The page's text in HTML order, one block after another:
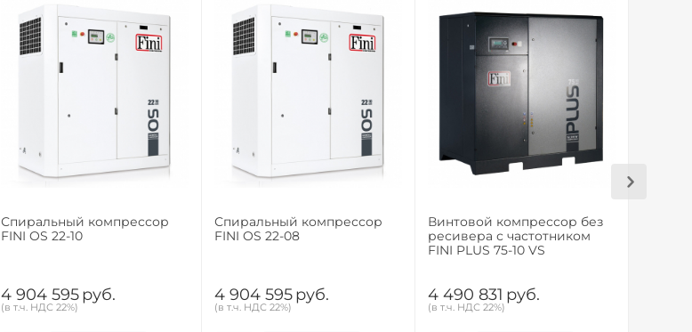
Спиральный компрессор
FINI OS 22-10
4 904 595руб.
(в т.ч. НДС 22%)
Спиральный компрессор
FINI OS 22-08
4 904 595руб.
(в т.ч. НДС 22%)
Винтовой компрессор без
ресивера с частотником
FINI PLUS 75-10 VS
4 490 831 руб.
(в т.ч. НДС 22%)